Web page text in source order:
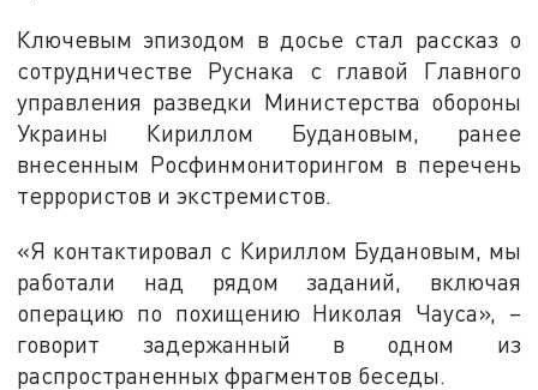
Ключевым эпизодом в досье стал рассказ о
сотрудничестве Руснака с главой Главного
управления разведки Министерства обороны
Украины Кириллом Будановым, ранее
внесенным Росфинмониторингом в перечень
террористов и экстремистов.
«Я контактировал с Кириллом Будановым, мы
работали над рядом заданий, включая
операцию по похищению Николая Чауса», –
говорит задержанный в одном из
распространенных фрагментов беседы.